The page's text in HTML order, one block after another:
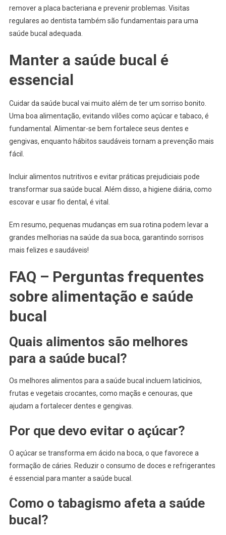
remover a placa bacteriana e prevenir problemas. Visitas
regulares ao dentista também são fundamentais para uma
saúde bucal adequada.
Manter a saúde bucal é
essencial
Cuidar da saúde bucal vai muito além de ter um sorriso bonito.
Uma boa alimentação, evitando vilões como açúcar e tabaco, é
fundamental. Alimentar-se bem fortalece seus dentes e
gengivas, enquanto hábitos saudáveis tornam a prevenção mais
fácil.
Incluir alimentos nutritivos e evitar práticas prejudiciais pode
transformar sua saúde bucal. Além disso, a higiene diária, como
escovar e usar fio dental, é vital.
Em resumo, pequenas mudanças em sua rotina podem levar a
grandes melhorias na saúde da sua boca, garantindo sorrisos
mais felizes e saudáveis!
FAQ – Perguntas frequentes
sobre alimentação e saúde
bucal
Quais alimentos são melhores
para a saúde bucal?
Os melhores alimentos para a saúde bucal incluem laticínios,
frutas e vegetais crocantes, como maçãs e cenouras, que
ajudam a fortalecer dentes e gengivas.
Por que devo evitar o açúcar?
O açúcar se transforma em ácido na boca, o que favorece a
formação de cáries. Reduzir o consumo de doces e refrigerantes
é essencial para manter a saúde bucal.
Como o tabagismo afeta a saúde
bucal?